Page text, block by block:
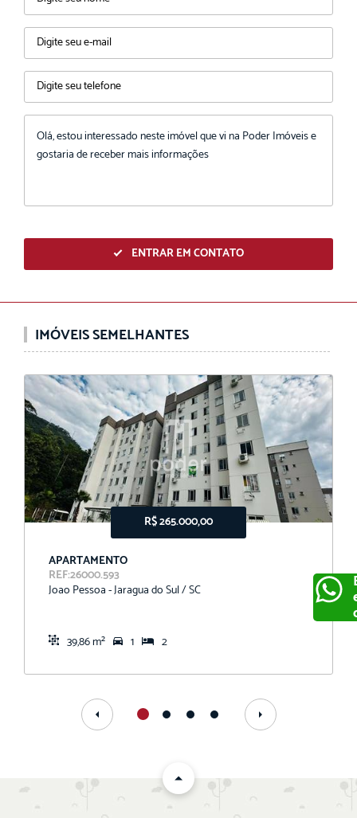
ENTRAR EM CONTATO
IMÓVEIS SEMELHANTES
R$ 265.000,00
APARTAMENTO
REF:26000.593
Joao Pessoa - Jaragua do Sul / SC
39,86 m² 1 2